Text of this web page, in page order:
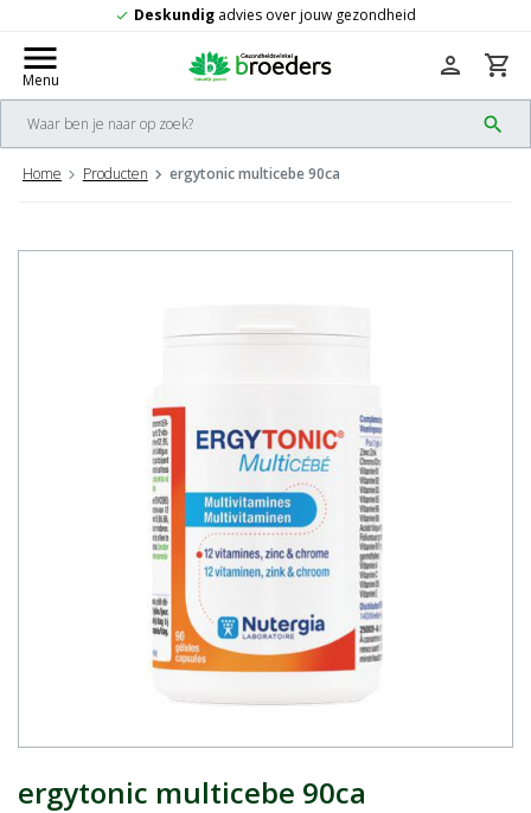
over jouw gezondheid
menu
Menu
search
person shopping_cart
Home Producten ergytonic multicebe 90ca
ergytonic multicebe 90ca